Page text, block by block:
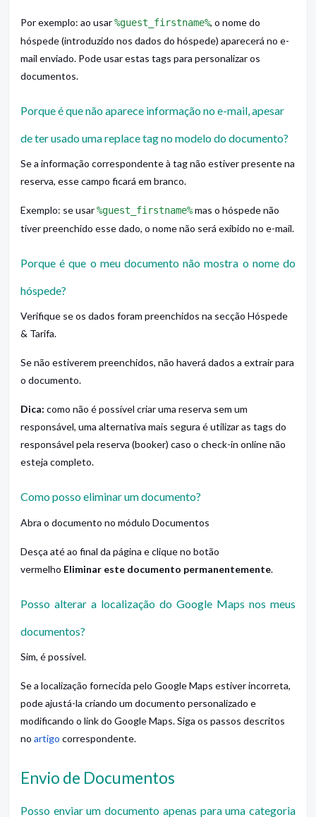
Por exemplo: ao usar%guest_firstname%, o nome do
hóspede (introduzido nos dados do hóspede) aparecerá no e-
mail enviado. Pode usar estas tags para personalizar os
documentos.
Porque é que não aparece informação no e-mail, apesar
de ter usado uma replace tag no modelo do documento?
Se a informação correspondente à tag não estiver presente na
reserva, esse campo ficará em branco.
Exemplo: se usar%guest_firstname%mas o hóspede não
tiver preenchido esse dado, o nome não será exibido no e-mail.
Porque é que o meu documento não mostra o nome do
hóspede?
Verifique se os dados foram preenchidos na secção Hóspede
& Tarifa.
Se não estiverem preenchidos, não haverá dados a extrair para
o documento.
Dica: como não é possível criar uma reserva sem um
responsável, uma alternativa mais segura é utilizar as tags do
responsável pela reserva (booker) caso o check-in online não
esteja completo.
Como posso eliminar um documento?
Abra o documento no módulo Documentos
Desça até ao final da página e clique no botão
vermelho Eliminar este documento permanentemente.
Posso alterar a localização do Google Maps nos meus
documentos?
Sim, é possível.
Se a localização fornecida pelo Google Maps estiver incorreta,
pode ajustá-la criando um documento personalizado e
modificando o link do Google Maps. Siga os passos descritos
no artigo correspondente.
Envio de Documentos
Posso enviar um documento apenas para uma categoria